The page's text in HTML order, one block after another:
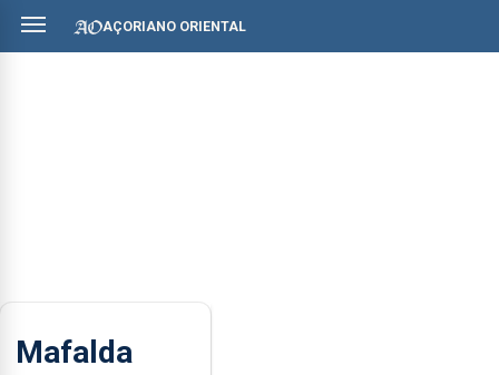
AÇORIANO ORIENTAL
Mafalda